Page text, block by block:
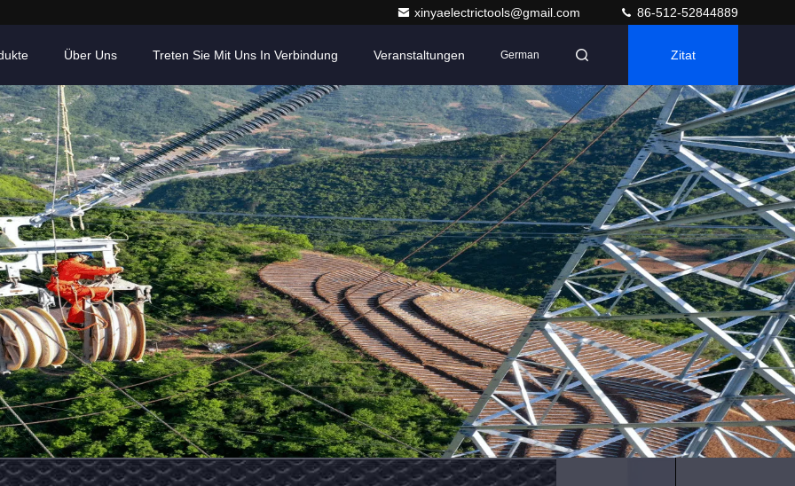
xinyaelectrictools@gmail.com 86-512-52844889
Über Uns Treten Sie Mit Uns In Verbindung Veranstaltungen German Zitat